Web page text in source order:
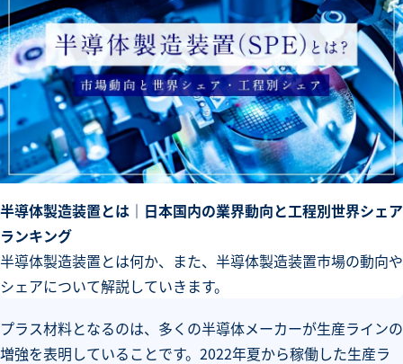
半導体製造装置とは｜日本国内の業界動向と工程別世界シェア
ランキング
半導体製造装置とは何か、また、半導体製造装置市場の動向や
シェアについて解説していきます。
プラス材料となるのは、多くの半導体メーカーが生産ラインの
増強を表明していることです。2022年夏から稼働した生産ラ